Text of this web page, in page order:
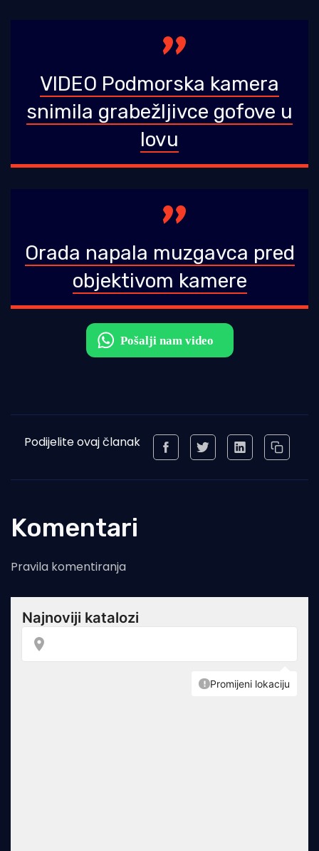
VIDEO Podmorska kamera
snimila grabežljivce gofove u
lovu
Orada napala muzgavca pred
objektivom kamere
Podijelite ovaj članak
Komentari
Pravila komentiranja